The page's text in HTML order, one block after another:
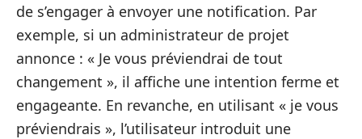
de s’engager à envoyer une notification. Par
exemple, si un administrateur de projet
annonce : « Je vous préviendrai de tout
changement », il affiche une intention ferme et
engageante. En revanche, en utilisant « je vous
préviendrais », l’utilisateur introduit une